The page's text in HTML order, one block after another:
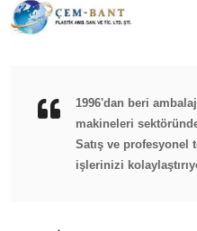
1996'dan beri
makineleri
Satış ve profesyonel
işlerinizi